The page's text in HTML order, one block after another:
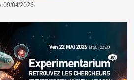
09/04/2026